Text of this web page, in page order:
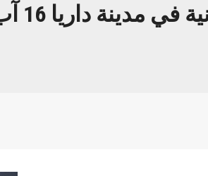
داريا 16 آب 2015